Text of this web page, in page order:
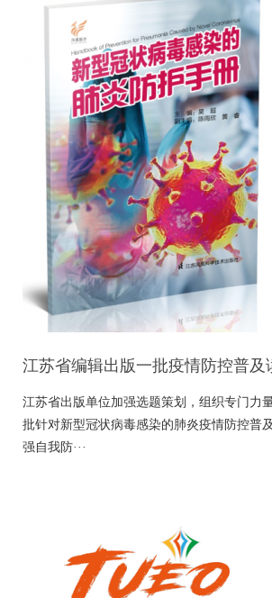
江苏省编辑出版一批疫情防控普及
江苏省出版单位加强选题策划，组织专门力
批针对新型冠状病毒感染的肺炎疫情防控普
强自我防···